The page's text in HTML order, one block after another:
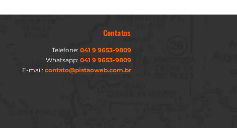
Contatos
Telefone: 041 9 9653-9809
Whatsapp: 041 9 9653-9809
E-mail: contato@pistaoweb.com.br